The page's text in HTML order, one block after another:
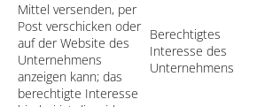
Mittel versenden, per
Post verschicken oder
auf der Website des
Unternehmens
anzeigen kann; das
berechtigte Interesse
Berechtigtes
Interesse des
Unternehmens